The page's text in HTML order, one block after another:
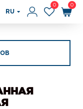
RU
0 0